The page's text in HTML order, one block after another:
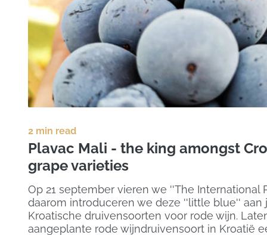
2 min read
Plavac Mali - the king amongst
grape varieties
Op 21 september vieren we ''The International
daarom introduceren we deze ''little blue'' aan
Kroatische druivensoorten voor rode wijn.
aangeplante rode wijndruivensoort in Kroatië